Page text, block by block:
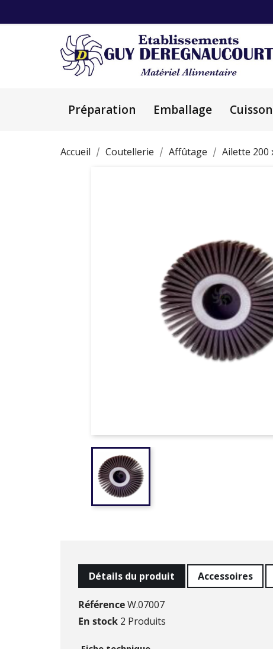
Préparation Emballage Cuisson
Accueil Coutellerie Affûtage Ailette 200
Détails du produit Accessoires
RéférenceW.07007
En stock 2 Produits